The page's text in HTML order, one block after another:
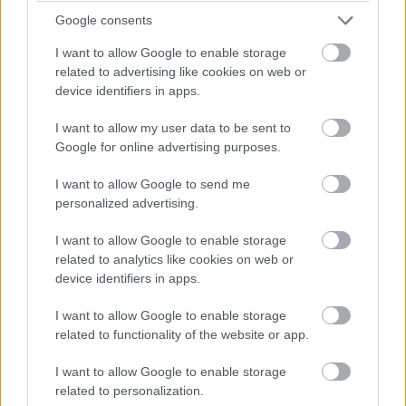
Google consents
I want to allow Google to enable storage
related to advertising like cookies on web or
device identifiers in apps.
I want to allow my user data to be sent to
Google for online advertising purposes.
I want to allow Google to send me
personalized advertising.
I want to allow Google to enable storage
related to analytics like cookies on web or
device identifiers in apps.
I want to allow Google to enable storage
related to functionality of the website or app.
I want to allow Google to enable storage
related to personalization.
Kedvencekhez
Kelemen Richárd |2025 december 30. 21:34
Jelenleg csak a Tesla alkalmazáson keresztül
megoldható a telefonos nyitás, de ez
A Tesla alkalmazás legfrissebb verziójában elrejtett kód
alapján a gyártó bővíteni készül a telefonos kulcs
épített autókulcs-megoldásának támogatását is
magában foglalhatja. A Not A Tesla Appbeszámolója
szerint az első megvalósítás elsősorban a kínai piacot
célozza, a Huawei HarmonyOS ökoszisztémájára